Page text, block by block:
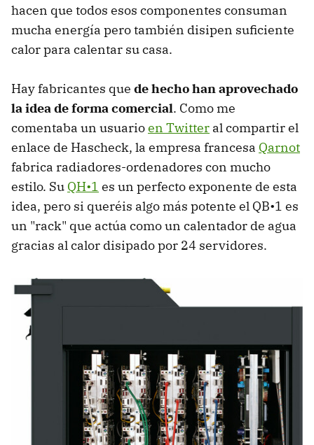
hacen que todos esos componentes consuman
mucha energía pero también disipen suficiente
calor para calentar su casa.
Hay fabricantes que de hecho han aprovechado
la idea de forma comercial. Como me
comentaba un usuarioen Twitter al compartir el
enlace de Hascheck, la empresa francesa Qarnot
fabrica radiadores-ordenadores con mucho
estilo. Su QH•1 es un perfecto exponente de esta
idea, pero si queréis algo más potente el QB•1 es
un "rack" que actúa como un calentador de agua
gracias al calor disipado por 24 servidores.